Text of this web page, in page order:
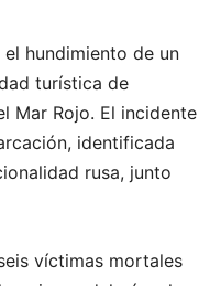
hundimiento de un
turística de
Mar Rojo. El incidente
identificada
rusa, junto
víctimas mortales